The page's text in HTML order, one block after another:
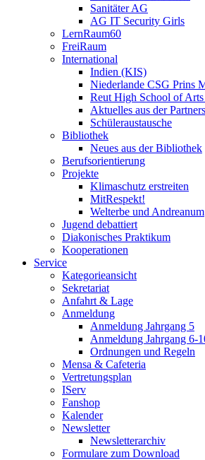
Sanitäter AG
AG IT Security Girls
LernRaum60
FreiRaum
International
Indien (KIS)
Niederlande CSG Prins
Reut High School of
Aktuelles aus der
Schüleraustausche
Bibliothek
Neues aus der Bibliothek
Berufsorientierung
Projekte
Klimaschutz erstreiten
MitRespekt!
Welterbe und Andreanum
Jugend debattiert
Diakonisches Praktikum
Kooperationen
Service
Kategorieansicht
Sekretariat
Anfahrt & Lage
Anmeldung
Anmeldung Jahrgang 5
Anmeldung Jahrgang 6-
Ordnungen und Regeln
Mensa & Cafeteria
Vertretungsplan
IServ
Fanshop
Kalender
Newsletter
Newsletterarchiv
Formulare zum Download